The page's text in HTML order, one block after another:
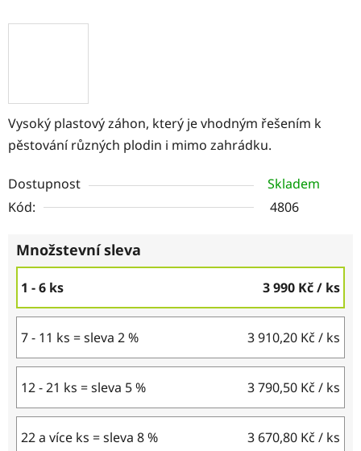
Vysoký plastový záhon, který je vhodným řešením k
pěstování různých plodin i mimo zahrádku.
Dostupnost
Skladem
Kód:
4806
Množstevní sleva
1 - 6 ks 3 990 Kč/ ks
7 - 11 ks = sleva 2 % 3 910,20 Kč / ks
12 - 21 ks = sleva 5 % 3 790,50 Kč / ks
22 a více ks = sleva 8 % 3 670,80 Kč / ks